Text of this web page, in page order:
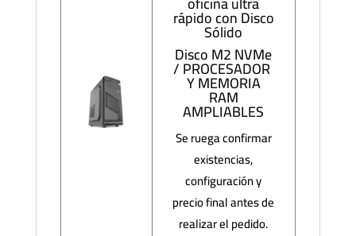
rápido con Disco
Sólido
Disco M2 NVMe
/ PROCESADOR
Y MEMORIA
RAM
AMPLIABLES
Se ruega confirmar
existencias,
configuración y
precio final antes de
realizar el pedido.